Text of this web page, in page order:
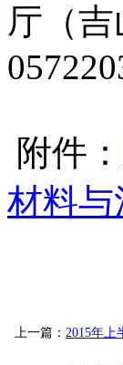
厅（
附件：
材料与
上一篇： 2015年上